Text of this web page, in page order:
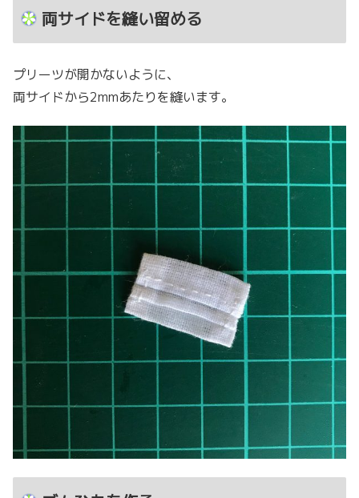
両サイドを縫い留める
プリーツが開かないように、
両サイドから2mmあたりを縫います。